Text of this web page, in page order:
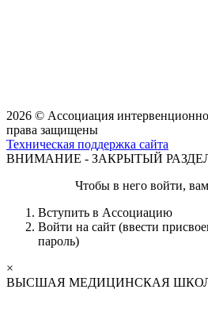
2026 © Ассоциация
права защищены
Техническая поддержка сайта
ВНИМАНИЕ - ЗАКРЫТЫЙ
Чтобы в него войти,
Вступить в Ассоциацию
Войти на сайт (ввести
пароль)
×
ВЫСШАЯ МЕДИЦИНСКАЯ